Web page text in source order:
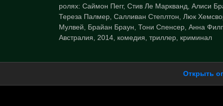
ролях: Саймон Пегг, Стив Ле Маркванд, Алиси
Тереза Палмер, Салливан Степлтон, Люк
Мулвей, Брайан Браун, Тони Спенсер, Анна
Австралия, 2014, комедия, триллер, криминал
Открыть